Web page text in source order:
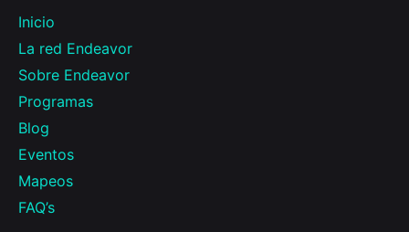
Inicio
La red Endeavor
Sobre Endeavor
Programas
Blog
Eventos
Mapeos
FAQ’s